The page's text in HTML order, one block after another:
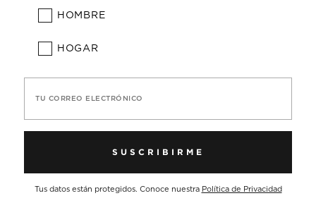
HOMBRE
HOGAR
TU CORREO ELECTRÓNICO
SUSCRIBIRME
Tus datos están protegidos. Conoce nuestra Política de Privacidad